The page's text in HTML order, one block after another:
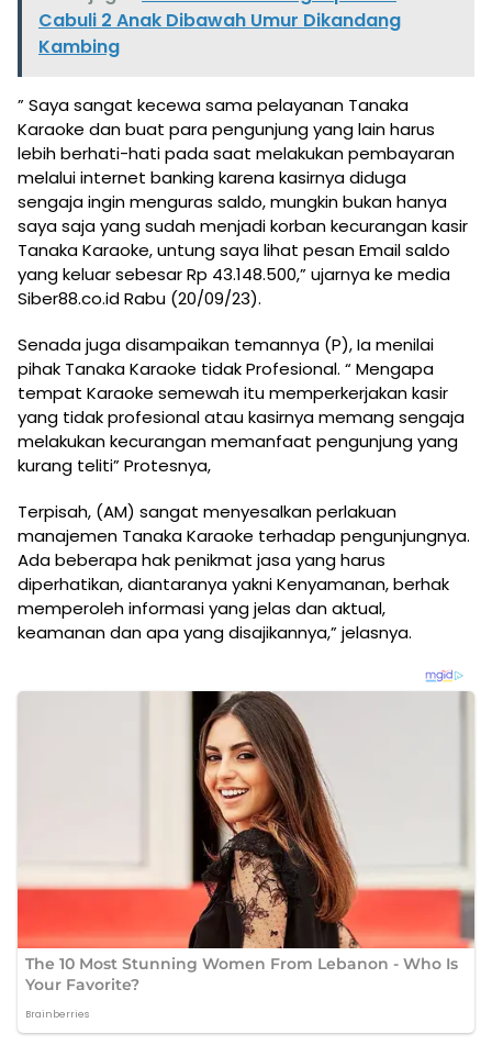
Cabuli 2 Anak Dibawah Umur Dikandang
Kambing
” Saya sangat kecewa sama pelayanan Tanaka
Karaoke dan buat para pengunjung yang lain harus
lebih berhati-hati pada saat melakukan pembayaran
melalui internet banking karena kasirnya diduga
sengaja ingin menguras saldo, mungkin bukan hanya
saya saja yang sudah menjadi korban kecurangan kasir
Tanaka Karaoke, untung saya lihat pesan Email saldo
yang keluar sebesar Rp 43.148.500,” ujarnya ke media
Siber88.co.id Rabu (20/09/23).
Senada juga disampaikan temannya (P), Ia menilai
pihak Tanaka Karaoke tidak Profesional. “ Mengapa
tempat Karaoke semewah itu memperkerjakan kasir
yang tidak profesional atau kasirnya memang sengaja
melakukan kecurangan memanfaat pengunjung yang
kurang teliti” Protesnya,
Terpisah, (AM) sangat menyesalkan perlakuan
manajemen Tanaka Karaoke terhadap pengunjungnya.
Ada beberapa hak penikmat jasa yang harus
diperhatikan, diantaranya yakni Kenyamanan, berhak
memperoleh informasi yang jelas dan aktual,
keamanan dan apa yang disajikannya,” jelasnya.